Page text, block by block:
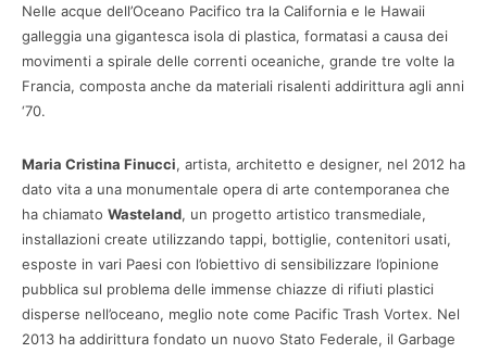
Nelle acque dell’Oceano Pacifico tra la California e le Hawaii
galleggia una gigantesca isola di plastica, formatasi a causa dei
movimenti a spirale delle correnti oceaniche, grande tre volte la
Francia, composta anche da materiali risalenti addirittura agli anni
‘70.
Maria Cristina Finucci, artista, architetto e designer, nel 2012 ha
dato vita a una monumentale opera di arte contemporanea che
ha chiamato Wasteland, un progetto artistico transmediale,
installazioni create utilizzando tappi, bottiglie, contenitori usati,
esposte in vari Paesi con l’obiettivo di sensibilizzare l’opinione
pubblica sul problema delle immense chiazze di rifiuti plastici
disperse nell’oceano, meglio note come Pacific Trash Vortex. Nel
2013 ha addirittura fondato un nuovo Stato Federale, il Garbage